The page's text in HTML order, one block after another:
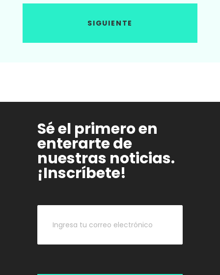
SIGUIENTE
Sé el primero en
enterarte de
nuestras noticias.
¡Inscríbete!